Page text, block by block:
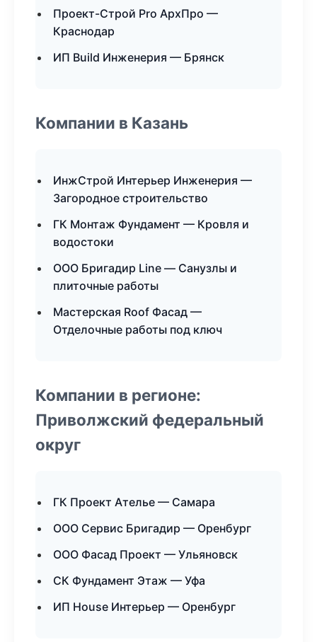
Проект-Строй Pro АрхПро —
Краснодар
ИП Build Инженерия — Брянск
Компании в Казань
ИнжСтрой Интерьер Инженерия —
Загородное строительство
ГК Монтаж Фундамент — Кровля и
водостоки
ООО Бригадир Line — Санузлы и
плиточные работы
Мастерская Roof Фасад —
Отделочные работы под ключ
Компании в регионе:
Приволжский федеральный
округ
ГК Проект Ателье — Самара
ООО Сервис Бригадир — Оренбург
ООО Фасад Проект — Ульяновск
СК Фундамент Этаж — Уфа
ИП House Интерьер — Оренбург